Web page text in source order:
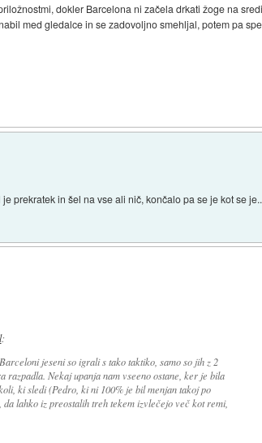
dokler Barcelona ni začela drkati žoge na
med gledalce in se zadovoljno smehljal, potem pa
prekratek in šel na vse ali nič, končalo pa se je kot se
:
jeseni so igrali s tako taktiko, samo so jih z 2
razpadla. Nekaj upanja nam vseeno ostane, ker je bila
ki sledi (Pedro, ki ni 100% je bil menjan takoj po
lahko iz preostalih treh tekem izvlečejo več kot remi,